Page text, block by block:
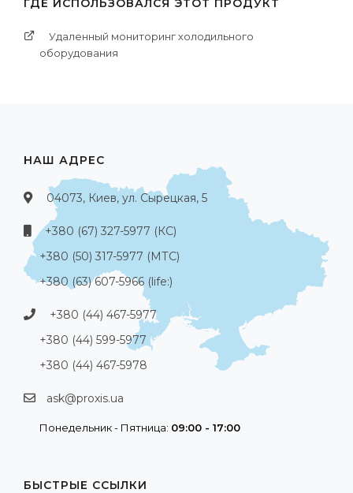
ГДЕ ИСПОЛЬЗОВАЛСЯ ЭТОТ ПРОДУКТ
Удаленный мониторинг холодильного
оборудования
НАШ АДРЕС
04073, Киев, ул. Сырецкая, 5
+380 (67) 327-5977 (КС)
+380 (50) 317-5977 (МТС)
+380 (63) 607-5966 (life:)
+380 (44) 467-5977
+380 (44) 599-5977
+380 (44) 467-5978
ask@proxis.ua
Понедельник - Пятница: 09:00 - 17:00
БЫСТРЫЕ ССЫЛКИ